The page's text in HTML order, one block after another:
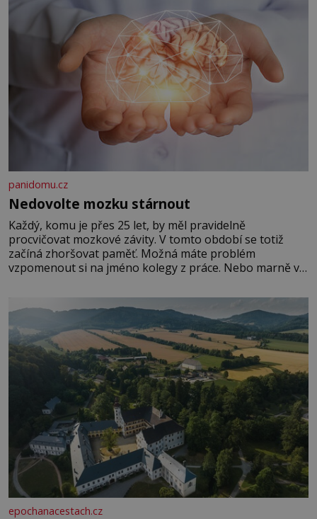
panidomu.cz
Nedovolte mozku stárnout
Každý, komu je přes 25 let, by měl pravidelně
procvičovat mozkové závity. V tomto období se totiž
začíná zhoršovat paměť. Možná máte problém
vzpomenout si na jméno kolegy z práce. Nebo marně v
Je to opravdu tak, s věkem jako kdyby se paměť
rozhodla stávkovat. Cvičte
epochanacestach.cz